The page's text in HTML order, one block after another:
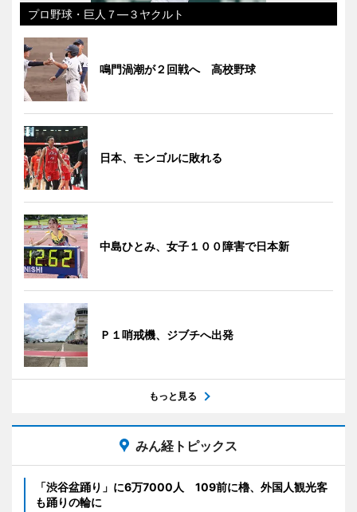
プロ野球・巨人７―３ヤクルト
鳴門渦潮が２回戦へ 高校野球
日本、モンゴルに敗れる
中島ひとみ、女子１００障害で日本新
Ｐ１哨戒機、ジブチへ出発
もっと見る
みん経トピックス
「渋谷盆踊り」に6万7000人 109前に櫓、外国人観光客
も踊りの輪に